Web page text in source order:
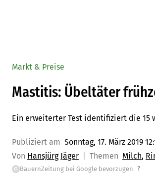
Markt & Preise
Mastitis: Übeltäter
Ein erweiterter Test identifiziert die 15
Publiziert am Sonntag, 17. März 2019
Von Hansjürg Jäger Themen Milch
G BauernZeitung bei Google bevorzugen ?